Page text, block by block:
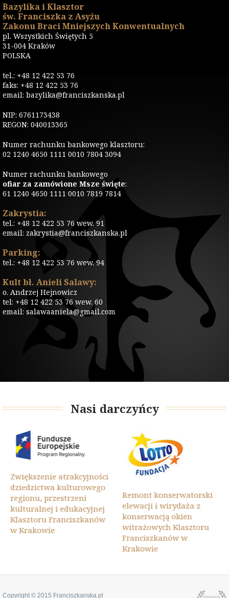
Bazylika i Klasztor
św. Franciszka z Asyżu
Zakonu Braci Mniejszych Konwentualnych
pl. Wszystkich Świętych 5
31-004 Kraków
POLSKA
tel.: +48 12 422 53 76
faks: +48 12 422 53 76
email: bazylika@franciszkanska.pl
NIP: 6761173438
REGON: 040013365
Numer rachunku bankowego klasztoru:
02 1240 4650 1111 0010 7804 3094
Numer rachunku bankowego
ofiar za zamówione Msze święte:
61 1240 4650 1111 0010 7819 7814
Zakrystia:
tel.: +48 12 422 53 76 wew. 91
email: zakrystia@franciszkanska.pl
Parking:
tel.: +48 12 422 53 76 wew. 94
Kult bł. Anieli Salawy:
o. Andrzej Hejnowicz
tel: +48 12 422 53 76 wew. 60
email: salawaaniela@gmail.com
Nasi darczyńcy
Zwiększenie atrakcyjności
dziedzictwa kulturowego
regionu, przestrzeni
kulturalnej i edukacyjnej
Klasztoru Franciszkanów
w Krakowie
Remont konserwatorski
elewacji i wirydaża z
konserwacją okien
witrażowych Klasztoru
Franciszkanów w
Krakowie
Copyright © 2015 Franciszkanska.pl